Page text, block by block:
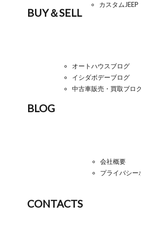
BUY＆SELL
カスタム
BLOG
オートハウスブログ
イシダボデーブログ
中古車販売・買取ブロ
CONTACTS
会社概要
プライバシー